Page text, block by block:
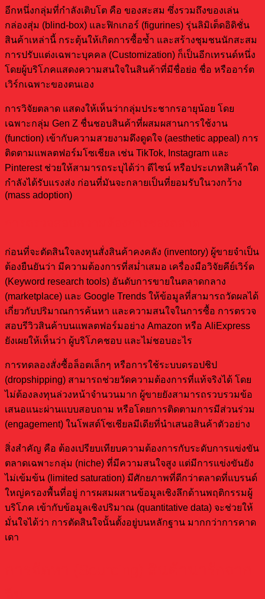
อีกหนึ่งกลุ่มที่กำลังเติบโต คือ ของสะสม ซึ่งรวมถึงของเล่น
กล่องสุ่ม (blind-box) และฟิกเกอร์ (figurines) รุ่นลิมิเต็ดอิดิชั่น
สินค้าเหล่านี้ กระตุ้นให้เกิดการซื้อซ้ำ และสร้างชุมชนนักสะสม
การปรับแต่งเฉพาะบุคคล (Customization) ก็เป็นอีกเทรนด์หนึ่ง
โดยผู้บริโภคแสดงความสนใจในสินค้าที่มีชื่อย่อ ชื่อ หรืออาร์ต
เวิร์กเฉพาะของตนเอง
การวิจัยตลาด แสดงให้เห็นว่ากลุ่มประชากรอายุน้อย โดย
เฉพาะกลุ่ม Gen Z ชื่นชอบสินค้าที่ผสมผสานการใช้งาน
(function) เข้ากับความสวยงามดึงดูดใจ (aesthetic appeal) การ
ติดตามแพลตฟอร์มโซเชียล เช่น TikTok, Instagram และ
Pinterest ช่วยให้สามารถระบุได้ว่า ดีไซน์ หรือประเภทสินค้าใด
กำลังได้รับแรงส่ง ก่อนที่มันจะกลายเป็นที่ยอมรับในวงกว้าง
(mass adoption)
ก่อนที่จะตัดสินใจลงทุนสั่งสินค้าคงคลัง (inventory) ผู้ขายจำเป็น
ต้องยืนยันว่า มีความต้องการที่สม่ำเสมอ เครื่องมือวิจัยคีย์เวิร์ด
(Keyword research tools) อันดับการขายในตลาดกลาง
(marketplace) และ Google Trends ให้ข้อมูลที่สามารถวัดผลได้
เกี่ยวกับปริมาณการค้นหา และความสนใจในการซื้อ การตรวจ
สอบรีวิวสินค้าบนแพลตฟอร์มอย่าง Amazon หรือ AliExpress
ยังเผยให้เห็นว่า ผู้บริโภคชอบ และไม่ชอบอะไร
การทดลองสั่งซื้อล็อตเล็กๆ หรือการใช้ระบบดรอปชิป
(dropshipping) สามารถช่วยวัดความต้องการที่แท้จริงได้ โดย
ไม่ต้องลงทุนล่วงหน้าจำนวนมาก ผู้ขายยังสามารถรวบรวมข้อ
เสนอแนะผ่านแบบสอบถาม หรือโดยการติดตามการมีส่วนร่วม
(engagement) ในโพสต์โซเชียลมีเดียที่นำเสนอสินค้าตัวอย่าง
สิ่งสำคัญ คือ ต้องเปรียบเทียบความต้องการกับระดับการแข่งขัน
ตลาดเฉพาะกลุ่ม (niche) ที่มีความสนใจสูง แต่มีการแข่งขันยัง
ไม่เข้มข้น (limited saturation) มีศักยภาพที่ดีกว่าตลาดที่แบรนด์
ใหญ่ครองพื้นที่อยู่ การผสมผสานข้อมูลเชิงลึกด้านพฤติกรรมผู้
บริโภค เข้ากับข้อมูลเชิงปริมาณ (quantitative data) จะช่วยให้
มั่นใจได้ว่า การตัดสินใจนั้นตั้งอยู่บนหลักฐาน มากกว่าการคาด
เดา